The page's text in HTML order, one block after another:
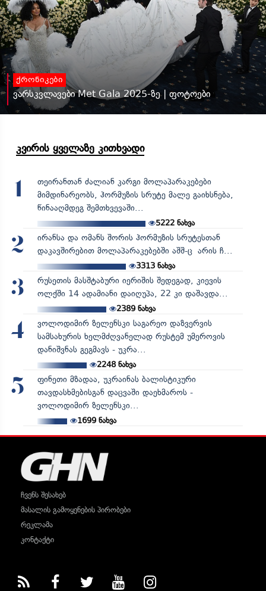
ქრონიკები
ვარსკვლავები Met Gala 2025-ზე | ფოტოები
კვირის ყველაზე კითხვადი
1
თეირანთან ძალიან კარგი მოლაპარაკებები
მიმდინარეობს, ჰორმუზის სრუტე მალე გაიხსნება,
წინააღმდეგ შემთხვევაში...
5222 ნახვა
2
ირანსა და ომანს შორის ჰორმუზის სრუტესთან
დაკავშირებით მოლაპარაკებებში აშშ-ც არის ჩ...
3313ნახვა
3
რუსეთის მასშტაბური იერიშის შედეგად, კიევის
ოლქში 14 ადამიანი დაიღუპა, 22 კი დაშავდა...
2389ნახვა
4
ვოლოდიმირ ზელენსკი საგარეო დაზვერვის
სამსახურის ხელმძღვანელად რუსტემ უმეროვის
დანიშვნას გეგმავს - უკრა...
2248ნახვა
5
ფინეთი მზადაა, უკრაინას ბალისტიკური
თავდასხმებისგან დაცვაში დაეხმაროს -
ვოლოდიმირ ზელენსკი...
1699ნახვა
ჩვენს შესახებ
მასალის გამოყენების პირობები
რეკლამა
კონტაქტი